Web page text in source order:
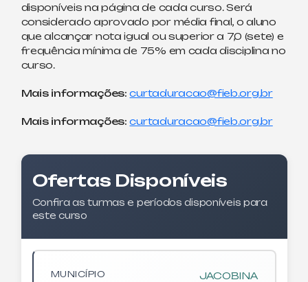
disponíveis na página de cada curso. Será
considerado aprovado por média final, o aluno
que alcançar nota igual ou superior a 7,0 (sete) e
frequência mínima de 75% em cada disciplina no
curso.
Mais informações: curtaduracao@fieb.org.br
Mais informações: curtaduracao@fieb.org.br
Ofertas Disponíveis
Confira as turmas e períodos disponíveis para
este curso
MUNICÍPIO JACOBINA